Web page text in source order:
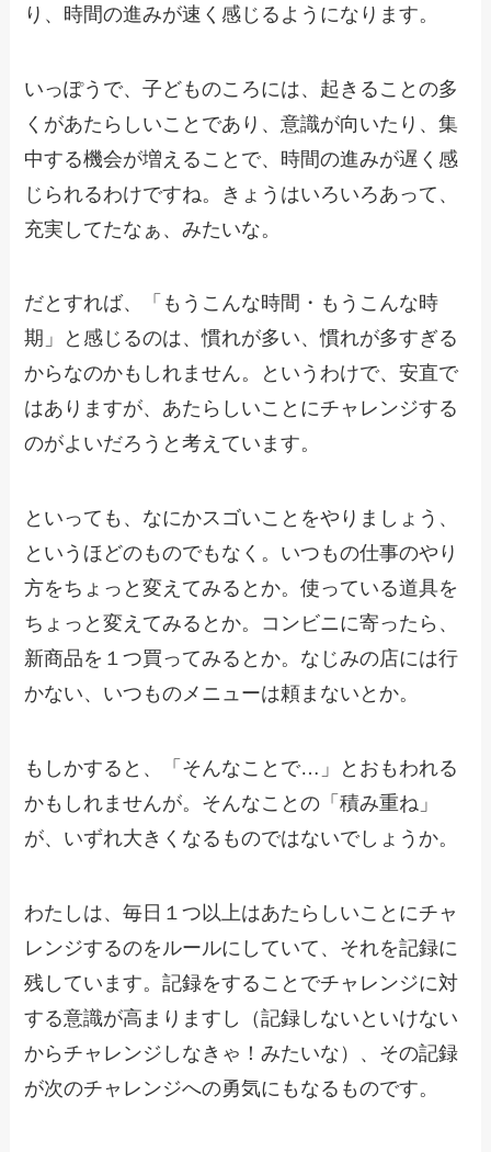
り、時間の進みが速く感じるようになります。
いっぽうで、子どものころには、起きることの多
くがあたらしいことであり、意識が向いたり、集
中する機会が増えることで、時間の進みが遅く感
じられるわけですね。きょうはいろいろあって、
充実してたなぁ、みたいな。
だとすれば、「もうこんな時間・もうこんな時
期」と感じるのは、慣れが多い、慣れが多すぎる
からなのかもしれません。というわけで、安直で
はありますが、あたらしいことにチャレンジする
のがよいだろうと考えています。
といっても、なにかスゴいことをやりましょう、
というほどのものでもなく。いつもの仕事のやり
方をちょっと変えてみるとか。使っている道具を
ちょっと変えてみるとか。コンビニに寄ったら、
新商品を１つ買ってみるとか。なじみの店には行
かない、いつものメニューは頼まないとか。
もしかすると、「そんなことで…」とおもわれる
かもしれませんが。そんなことの「積み重ね」
が、いずれ大きくなるものではないでしょうか。
わたしは、毎日１つ以上はあたらしいことにチャ
レンジするのをルールにしていて、それを記録に
残しています。記録をすることでチャレンジに対
する意識が高まりますし（記録しないといけない
からチャレンジしなきゃ！みたいな）、その記録
が次のチャレンジへの勇気にもなるものです。